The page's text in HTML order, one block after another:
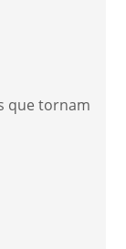
que tornam